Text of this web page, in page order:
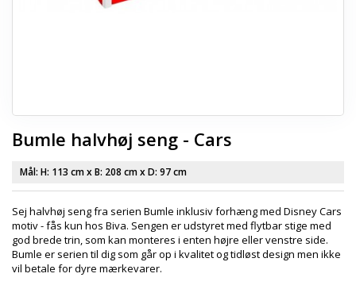
Bumle halvhøj seng - Cars
Mål: H: 113 cmx B: 208 cmx D: 97 cm
Sej halvhøj seng fra serien Bumle inklusiv forhæng med Disney Cars
motiv - fås kun hos Biva. Sengen er udstyret med flytbar stige med
god brede trin, som kan monteres i enten højre eller venstre side.
Bumle er serien til dig som går op i kvalitet og tidløst design men ikke
vil betale for dyre mærkevarer.